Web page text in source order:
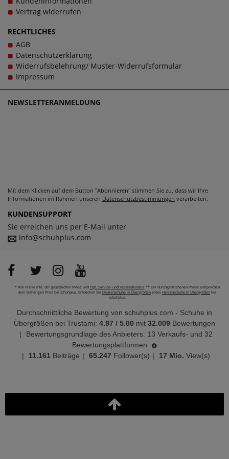
Sohle verwendet. Zusätzlich gilt: Verschlussart:
Schlupfschuh, Wechselfußbett: Nein. Schuhe sollen stets
Wegbegleiter sein - und das im wahrsten Sinne des
kontaktieren Sie gerne den Kundensupport, denn es ist
unsere Mission, Sie mit einzigartigen Damenschuhen in
großen Größen glücklich zu machen, denn schließlich
sollen große Schuhe von Högl für Damen schlichtweg
werden.
Vertrag widerrufen
RECHTLICHES
AGB
Datenschutzerklärung
Widerrufsbelehrung/ Muster-Widerrufsformular
Impressum
NEWSLETTERANMELDUNG
Mit dem Klicken auf dem Button "Abonnieren" stimmen Sie zu, dass wir Ihre
Informationen im Rahmen unseren Datenschutzbestimmungen verarbeiten.
KUNDENSUPPORT
Sie erreichen uns per E-Mail unter
info@schuhplus.com
* Alle Preise inkl. der gesetzlichen MwSt. und zzgl. Service- und Versandkosten. ** Die durchgestrichenen Preise entsprechen
dem bisherigen Preis bei schuhplus. Entdecken Sie Damenschuhe in Übergrößen sowie Herrenschuhe in Übergrößen bei
schuhplus.
Durchschnittliche Bewertung von schuhplus.com - Schuhe in
Übergrößen bei Trustami: 4.97 / 5.00 mit 32.009 Bewertungen
|
Bewertungsgrundlage des Anbieters: 13 Verkaufs- und 32
Bewertungsplattformen
|
11.161 Beiträge | 65.247 Follower(s) | 17 Mio. View(s)